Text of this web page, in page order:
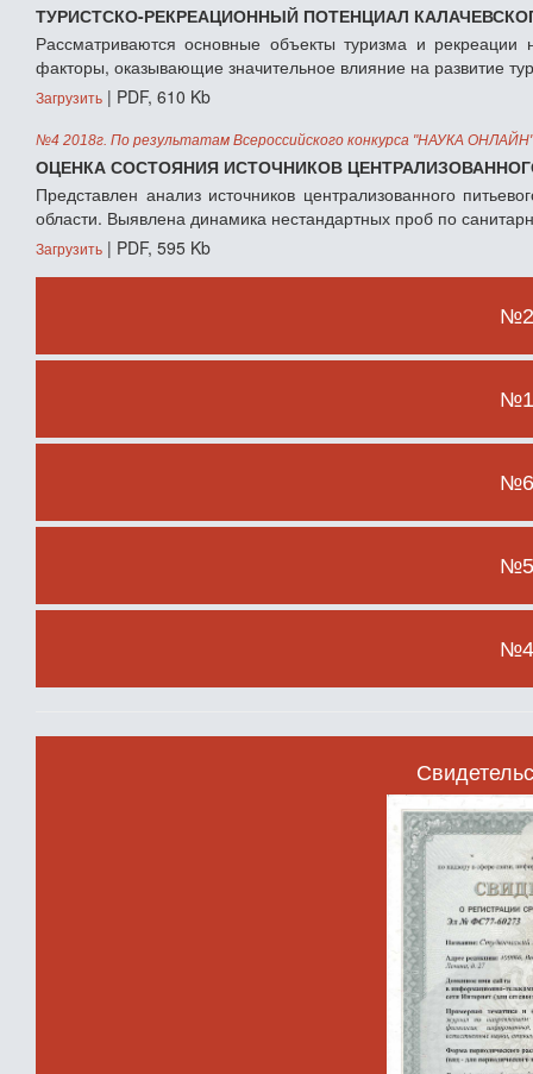
ТУРИСТСКО-РЕКРЕАЦИОННЫЙ ПОТЕНЦИАЛ
Рассматриваются основные объекты туризма и рекреации
факторы, оказывающие значительное влияние на развитие
Загрузить | PDF, 610 Kb
№4 2018г. По результатам Всероссийского конкурса "НАУКА ОНЛАЙН"
ОЦЕНКА СОСТОЯНИЯ ИСТОЧНИКОВ
Представлен анализ источников централизованного
области. Выявлена динамика нестандартных проб по
Загрузить | PDF, 595 Kb
№2
№1
№6
№5
№4